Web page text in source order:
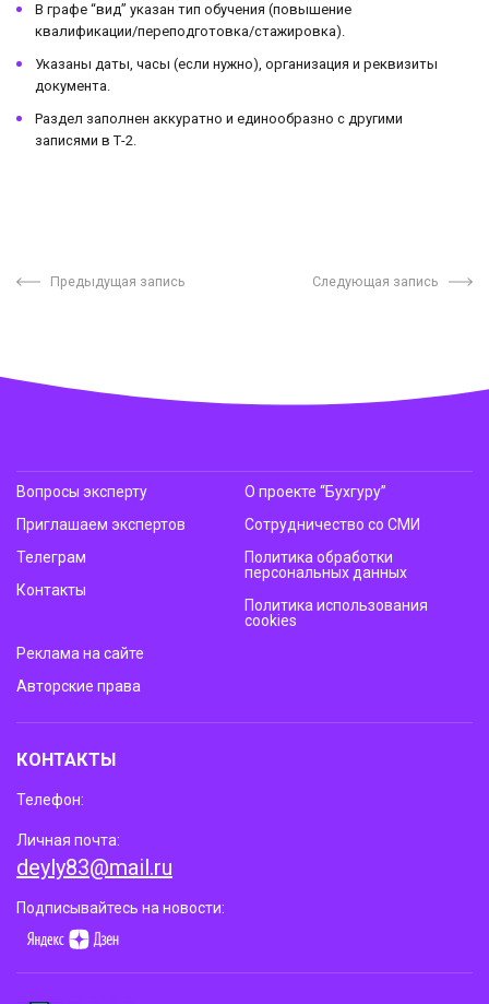
В графе “вид” указан тип обучения (повышение
квалификации/переподготовка/стажировка).
Указаны даты, часы (если нужно), организация и реквизиты
документа.
Раздел заполнен аккуратно и единообразно с другими
записями в Т-2.
Предыдущая запись Следующая запись
Вопросы эксперту
Приглашаем экспертов
Телеграм
Контакты
О проекте “Бухгуру”
Сотрудничество со СМИ
Политика обработки
персональных данных
Политика использования
cookies
Реклама на сайте
Авторские права
КОНТАКТЫ
Телефон:
Личная почта:
deyly83@mail.ru
Подписывайтесь на новости: